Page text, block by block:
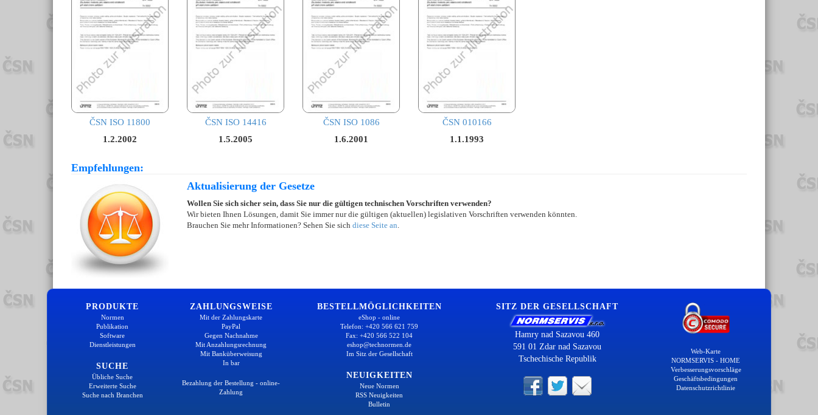
ČSN ISO 11800
1.2.2002
ČSN ISO 14416
1.5.2005
ČSN ISO 1086
1.6.2001
ČSN 010166
1.1.1993
Empfehlungen:
Aktualisierung der Gesetze
Wollen Sie sich sicher sein, dass Sie nur die gültigen technischen Vorschriften verwenden?
Wir bieten Ihnen Lösungen, damit Sie immer nur die gültigen (aktuellen) legislativen Vorschriften verwenden könnten.
Brauchen Sie mehr Informationen? Sehen Sie sich diese Seite an.
PRODUKTE
Normen
Publikation
Software
Dienstleistungen
SUCHE
Übliche Suche
Erweiterte Suche
Suche nach Branchen
ZAHLUNGSWEISE
Mit der Zahlungskarte
PayPal
Gegen Nachnahme
Mit Anzahlungsrechnung
Mit Banküberweisung
In bar
Bezahlung der Bestellung - online-
Zahlung
BESTELLMÖGLICHKEITEN
eShop - online
Telefon: +420 566 621 759
Fax: +420 566 522 104
eshop@technormen.de
Im Sitz der Gesellschaft
NEUIGKEITEN
Neue Normen
RSS Neuigkeiten
Bulletin
SITZ DER GESELLSCHAFT
Hamry nad Sazavou 460
591 01 Zdar nad Sazavou
Tschechische Republik
Web-Karte
NORMSERVIS - HOME
Verbesserungsvorschläge
Geschäftsbedingungen
Datenschutzrichtlinie